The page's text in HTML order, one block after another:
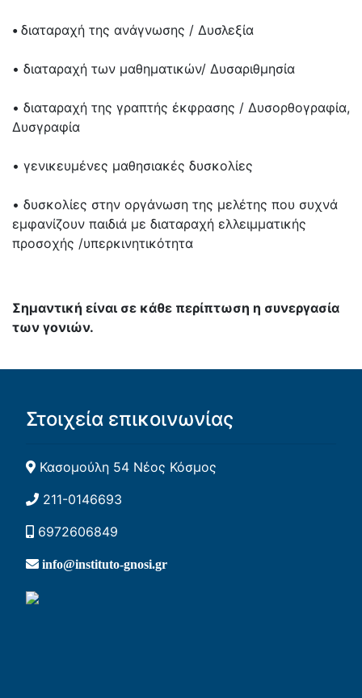
• διαταραχή της ανάγνωσης / Δυσλεξία
• διαταραχή των μαθηματικών/ Δυσαριθμησία
• διαταραχή της γραπτής έκφρασης / Δυσορθογραφία,
Δυσγραφία
• γενικευμένες μαθησιακές δυσκολίες
• δυσκολίες στην οργάνωση της μελέτης που συχνά
εμφανίζουν παιδιά με διαταραχή ελλειμματικής
προσοχής /υπερκινητικότητα
Σημαντική είναι σε κάθε περίπτωση η συνεργασία
των γονιών.
Στοιχεία επικοινωνίας
Κασομούλη 54 Νέος Κόσμος
211-0146693
6972606849
info@instituto-gnosi.gr